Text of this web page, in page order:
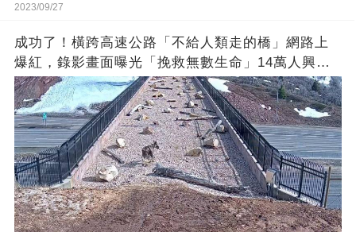
2023/09/27
成功了！橫跨高速公路「不給人類走的橋」網路上
爆紅，錄影畫面曝光「挽救無數生命」14萬人興奮
歡呼